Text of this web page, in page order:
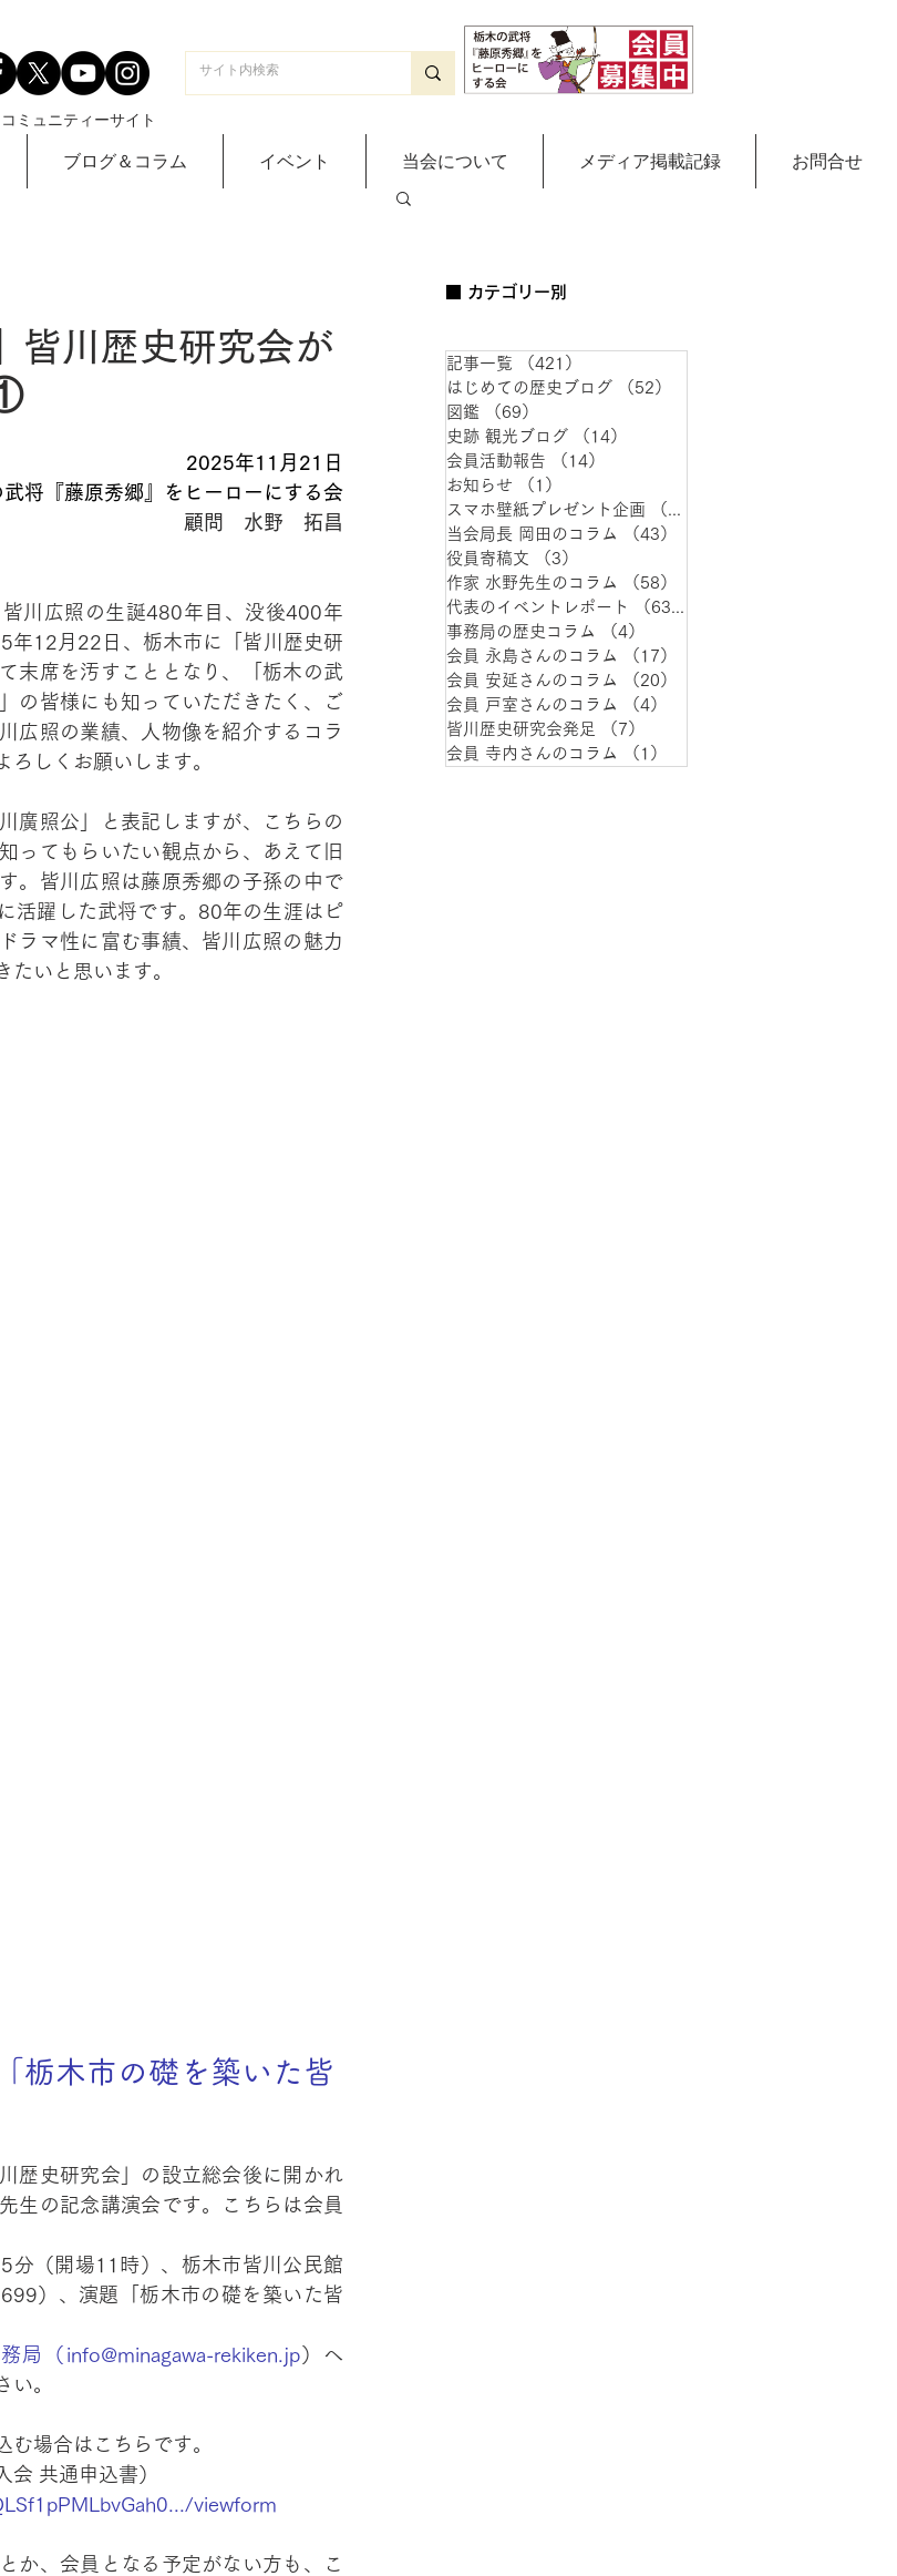
ミュニティーサイト
ブログ＆コラム イベント 当会について メディア掲載記録 お問合せ
皆川歴史研究会が
2025年11月21日
武将『藤原秀郷』をヒーローにする会
顧問　水野　拓昌
川広照の生誕480年目、没後400年
年12月22日、栃木市に「皆川歴史研
末席を汚すこととなり、「栃木の武
の皆様にも知っていただきたく、ご
広照の業績、人物像を紹介するコラ
ろしくお願いします。
廣照公」と表記しますが、こちらの
ってもらいたい観点から、あえて旧
。皆川広照は藤原秀郷の子孫の中で
活躍した武将です。80年の生涯はピ
ラマ性に富む事績、皆川広照の魅力
たいと思います。
栃木市の礎を築いた皆
歴史研究会」の設立総会後に開かれ
生の記念講演会です。こちらは会員
（開場11時）、栃木市皆川公民館
）、演題「栃木市の礎を築いた皆
局（info@minagawa-rekiken.jp）へ
い。
む場合はこちらです。
会 共通申込書）
viewform
か、会員となる予定がない方も、こ
■ カテゴリー別
記事一覧 （421）
はじめての歴史ブログ
（52）
図鑑
（69）
史跡 観光ブログ
（14）
会員活動報告
（14）
お知らせ
（1）
スマホ壁紙プレゼント企画
（1）
当会局長 岡田のコラム
（43）
役員寄稿文
（3）
作家 水野先生のコラム
（58）
代表のイベントレポート
（63）
事務局の歴史コラム
（4）
会員 永島さんのコラム
（17）
会員 安延さんのコラム
（20）
会員 戸室さんのコラム
（4）
皆川歴史研究会発足
（7）
会員 寺内さんのコラム
（1）